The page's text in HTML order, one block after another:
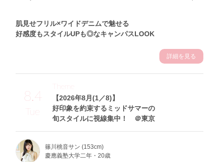
肌見せフリル×ワイドデニムで魅せる
好感度もスタイルUPも◎なキャンパスLOOK
詳細を見る
8.4
Tue
【2026年8月(1／8)】
好印象を約束するミッドサマーの
旬スタイルに視線集中！ ＠東京
Theme
篠川桃音サン (153cm)
慶應義塾大学二年・20歳